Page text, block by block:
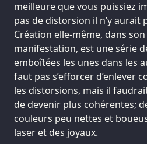
meilleure que vous puissiez
pas de distorsion il n’y aurait
Création elle-même, dans
manifestation, est une série
emboîtées les unes dans les
faut pas s’efforcer d’enlever
les distorsions, mais il
de devenir plus cohérentes;
couleurs peu nettes et
laser et des joyaux.